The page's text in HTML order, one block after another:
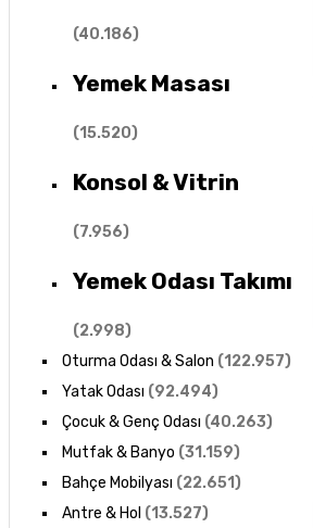
(40.186)
Yemek Masası
(15.520)
Konsol & Vitrin
(7.956)
Yemek Odası Takımı
(2.998)
Oturma Odası & Salon (122.957)
Yatak Odası (92.494)
Çocuk & Genç Odası (40.263)
Mutfak & Banyo (31.159)
Bahçe Mobilyası (22.651)
Antre & Hol (13.527)